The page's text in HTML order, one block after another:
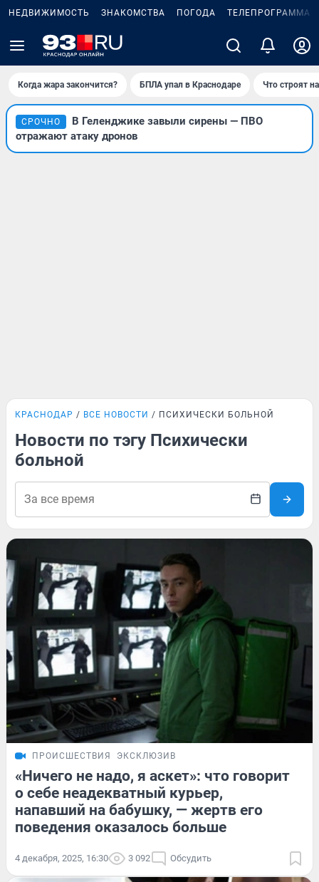
НЕДВИЖИМОСТЬ ЗНАКОМСТВА ПОГОДА ТЕЛЕПРОГРАММА
Когда жара закончится? БПЛА упал в Краснодаре Что строят
СРОЧНО
В Геленджике завыли сирены — ПВО
отражают атаку дронов
КРАСНОДАР ВСЕ НОВОСТИ ПСИХИЧЕСКИ БОЛЬНОЙ
Новости по тэгу Психически
больной
ПРОИСШЕСТВИЯ ЭКСКЛЮЗИВ
«Ничего не надо, я аскет»: что говорит
о себе неадекватный курьер,
напавший на бабушку, — жертв его
поведения оказалось больше
4 декабря, 2025, 16:30 3 092 Обсудить